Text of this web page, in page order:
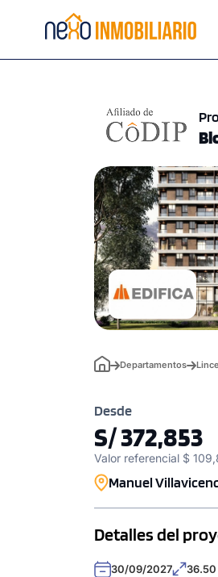
Departamentos Lince
Desde
S/ 372,853
Valor referencial $
Manuel
Detalles del
30/09/2027 36.50